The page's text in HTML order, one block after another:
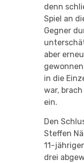
denn
Spiel an
Gegner
aber
in die
war,
ein.
Den
Steffen
11-
drei